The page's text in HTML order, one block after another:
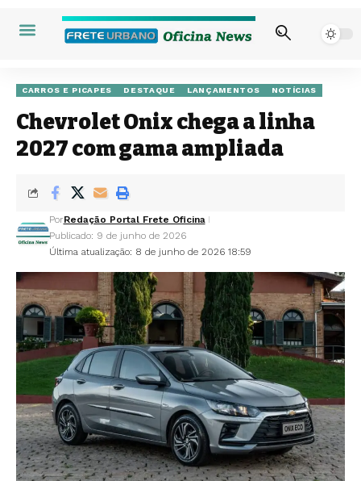
CARROS E PICAPES DESTAQUE LANÇAMENTOS NOTÍCIAS
Chevrolet Onix chega a linha
2027 com gama ampliada
Última atualização: 8 de junho de 2026 18:59
PorRedação Portal Frete Oficina
Publicado: 9 de junho de 2026